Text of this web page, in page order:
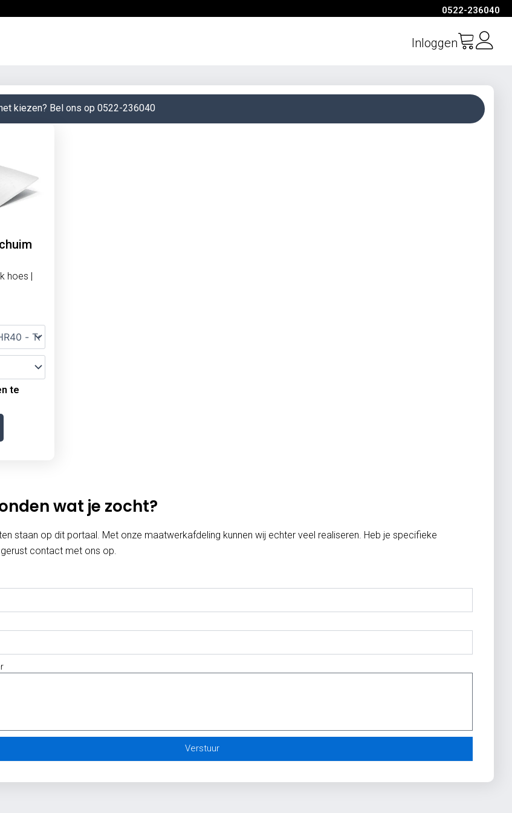
0522-236040
Inloggen
kiezen? Bel ons op 0522-236040
hoes |
te
wat je zocht?
staan op dit portaal. Met onze maatwerkafdeling kunnen wij echter veel realiseren. Heb je specifieke
contact met ons op.
Verstuur